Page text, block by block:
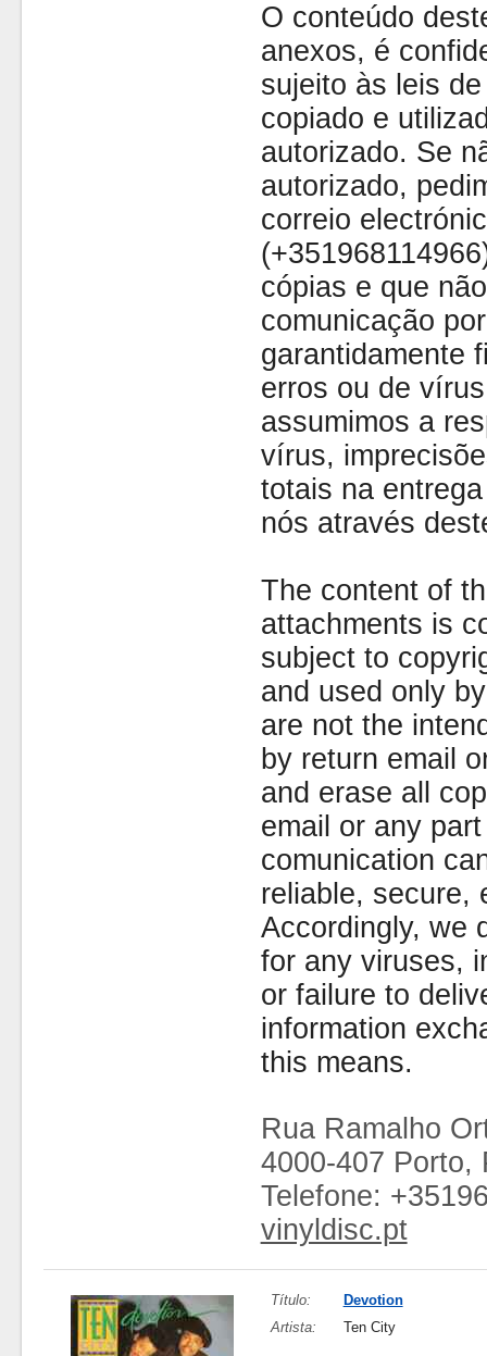
O conteúdo
anexos, é
sujeito às leis
copiado e
autorizado. Se
autorizado,
correio
cópias e que
comunicação
garantidamente
erros ou de
assumimos a
vírus,
totais na
nós através
The content of
attachments is
subject to
and used only
are not the
by return email
and erase all
email or any
comunication
reliable, secure,
Accordingly, we
for any viruses,
or failure to
information
this means.
Rua Ramalho
4000-407 Porto,
Telefone:
vinyldisc.pt
Título:
Devotion
Artista:
Ten City